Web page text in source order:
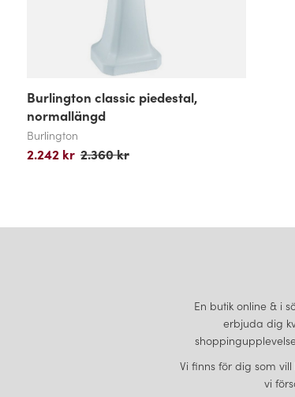
Burlington classic piedestal,
normallängd
Burlington
2.242 kr 2.360 kr
En butik online & i
erbjuda dig
Vi finns för dig som
vi